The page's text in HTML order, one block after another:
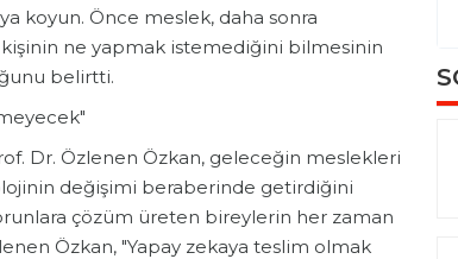
koyun. Önce meslek, daha sonra
ne yapmak istemediğini bilmesinin
belirtti.
Dr. Özlenen Özkan, geleceğin meslekleri
değişimi beraberinde getirdiğini
çözüm üreten bireylerin her zaman
Özkan, "Yapay zekaya teslim olmak
ANTALYA